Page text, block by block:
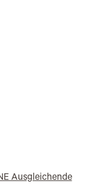
Ausgleichende